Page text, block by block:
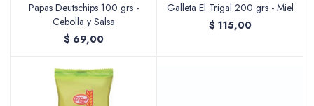
Papas Deutschips 100 grs -
Cebolla y Salsa
$ 69,00
Galleta El Trigal 200 grs - Miel
$ 115,00